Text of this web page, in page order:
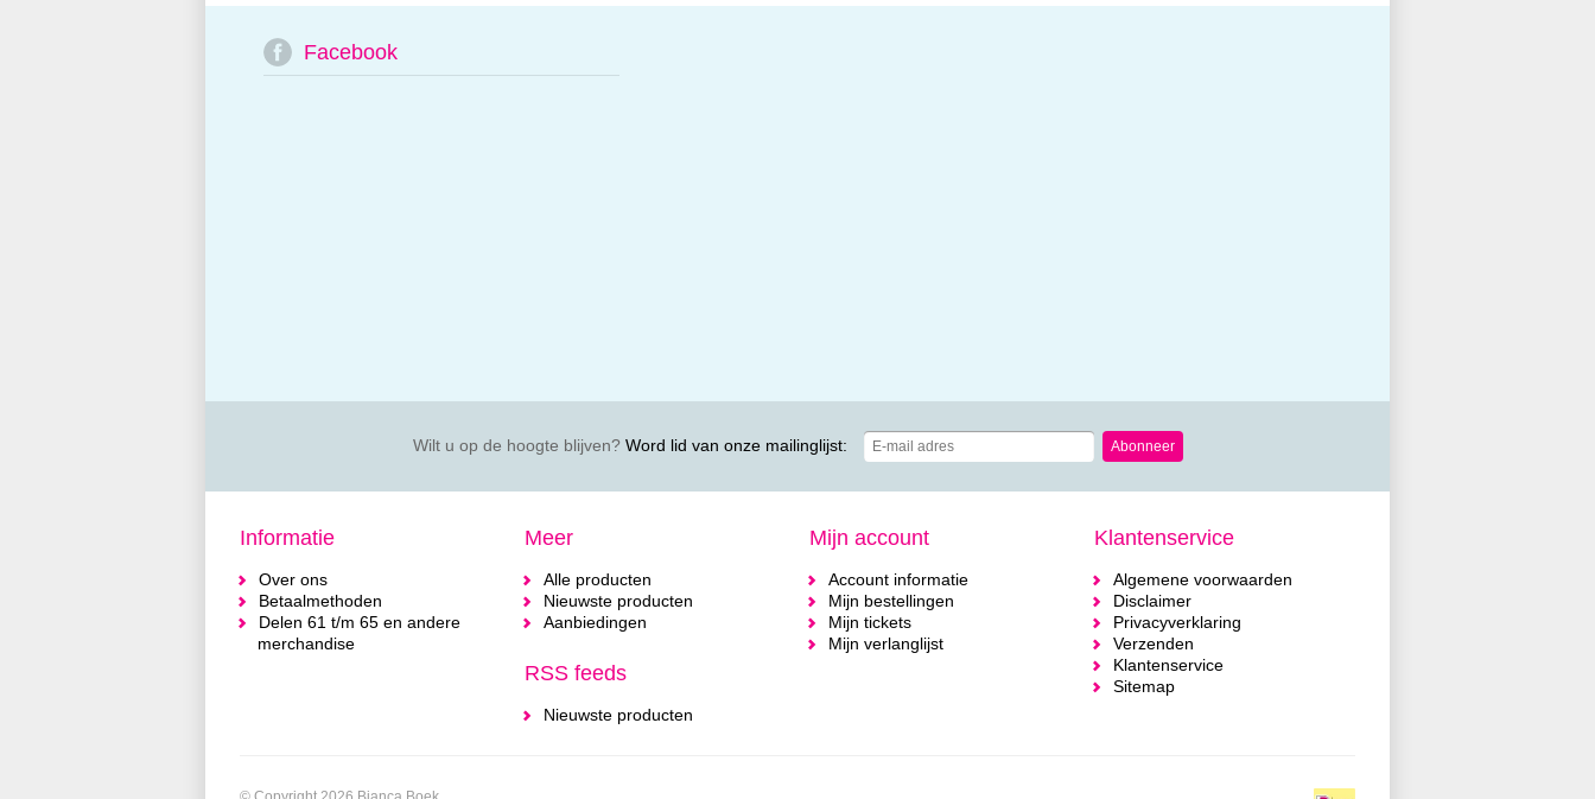
Facebook
Wilt u op de hoogte blijven?Word lid van onze mailinglijst: Abonneer
Informatie
Over ons
Betaalmethoden
Delen 61 t/m 65 en andere
merchandise
Meer
Alle producten
Nieuwste producten
Aanbiedingen
RSS feeds
Nieuwste producten
Mijn account
Account informatie
Mijn bestellingen
Mijn tickets
Mijn verlanglijst
Klantenservice
Algemene voorwaarden
Disclaimer
Privacyverklaring
Verzenden
Klantenservice
Sitemap